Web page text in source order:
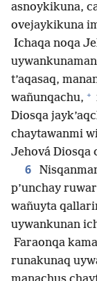
asnoykikuna,
ovejaykikuna
Ichaqa noqa
t’aqasaq,
wañunqachu, +
Diosqa
chaytawanmi
Jehová Diosqa
6
p’unchay
wañuyta
uywankunan
Faraonqa
runakunaq